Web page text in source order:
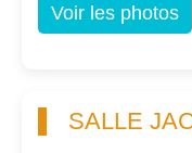
Voir les photos
SALLE